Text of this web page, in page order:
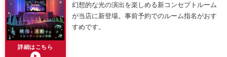
詳細はこちら
▶
幻想的な光の演出を楽しめる新コンセプトルーム
が当店に新登場。事前予約でのルーム指名がおす
すめです。